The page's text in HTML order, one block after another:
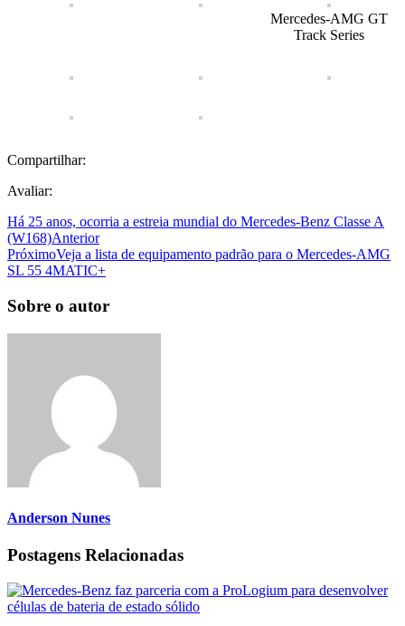
Mercedes-AMG GT
Track Series
Compartilhar:
Avaliar:
Há 25 anos, ocorria a estreia mundial do Mercedes-Benz Classe A
(W168)Anterior
PróximoVeja a lista de equipamento padrão para o Mercedes-AMG
SL 55 4MATIC+
Sobre o autor
Anderson Nunes
Postagens Relacionadas